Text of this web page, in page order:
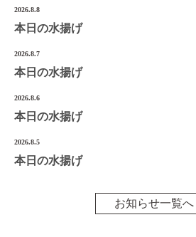
2026.8.8
本日の水揚げ
2026.8.7
本日の水揚げ
2026.8.6
本日の水揚げ
2026.8.5
本日の水揚げ
お知らせ一覧へ